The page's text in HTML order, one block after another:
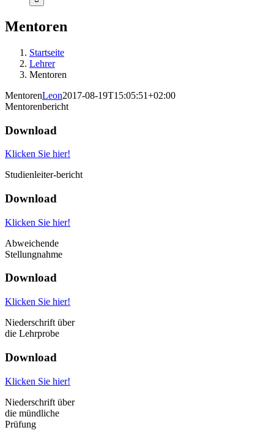
Mentoren
Startseite
Lehrer
Mentoren
MentorenLeon2017-08-19T15:05:51+02:00
Mentorenbericht
Download
Klicken Sie hier!
Studienleiter-bericht
Download
Klicken Sie hier!
Abweichende
Stellungnahme
Download
Klicken Sie hier!
Niederschrift über
die Lehrprobe
Download
Klicken Sie hier!
Niederschrift über
die mündliche
Prüfung